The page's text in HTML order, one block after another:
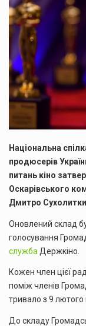
Національна
продюсерів
питань кіно
Оскарівського
Дмитро
Оновлений склад
голосування
служба Держкіно.
Кожен член цієї
поміж членів
тривало з 9 лютого
До складу